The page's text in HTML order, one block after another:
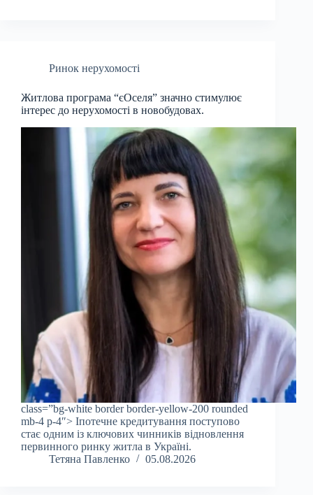
Ринок нерухомості
Житлова програма “єОселя” значно стимулює
інтерес до нерухомості в новобудовах.
class=”bg-white border border-yellow-200 rounded
mb-4 p-4″> Іпотечне кредитування поступово
стає одним із ключових чинників відновлення
первинного ринку житла в Україні.
Тетяна Павленко
05.08.2026